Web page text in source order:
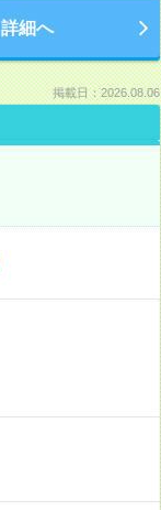
詳細へ
掲載日：2026.08.06